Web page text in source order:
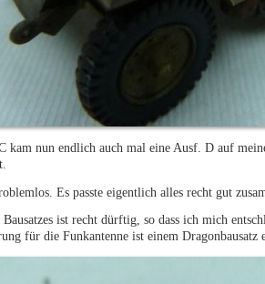
kam nun endlich auch mal eine Ausf. D auf
Es passte eigentlich alles recht gut
ist recht dürftig, so dass ich mich
für die Funkantenne ist einem Dragonbausatz